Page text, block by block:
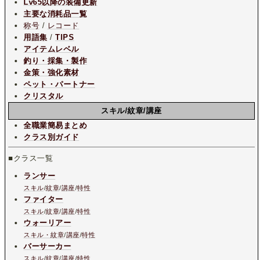
Lv65以降の装備更新
主要な消耗品一覧
称号 / レコード
用語集 /TIPS
アイテムレベル
釣り・採集・製作
金策・強化素材
ペット・パートナー
クリスタル
スキル/紋章/講座
全職業簡易まとめ
クラス別ガイド
■クラス一覧
ランサー
スキル/紋章/講座/特性
ファイター
スキル/紋章/講座/特性
ウォーリアー
スキル・紋章/講座/特性
バーサーカー
スキル/紋章/講座/特性